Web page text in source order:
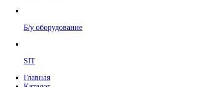
Б/у оборудование
SIT
Главная